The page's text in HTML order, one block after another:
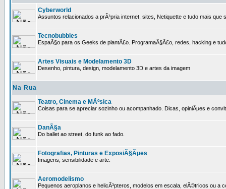
Cyberworld
Assuntos relacionados a prÃ³pria internet, sites, Netiquette e tudo mais que
Tecnobubbles
EspaÃ§o para os Geeks de plantÃ£o. ProgramaÃ§Ã£o, redes, hacking e
Artes Visuais e Modelamento 3D
Desenho, pintura, design, modelamento 3D e artes da imagem
Na Rua
Teatro, Cinema e MÃºsica
Coisas para se apreciar sozinho ou acompanhado. Dicas, opiniÃµes e
DanÃ§a
Do ballet ao street, do funk ao fado.
Fotografias, Pinturas e ExposiÃ§Ãµes
Imagens, sensibilidade e arte.
Aeromodelismo
Pequenos aeroplanos e helicÃ³pteros, modelos em escala, elÃ©tricos ou a